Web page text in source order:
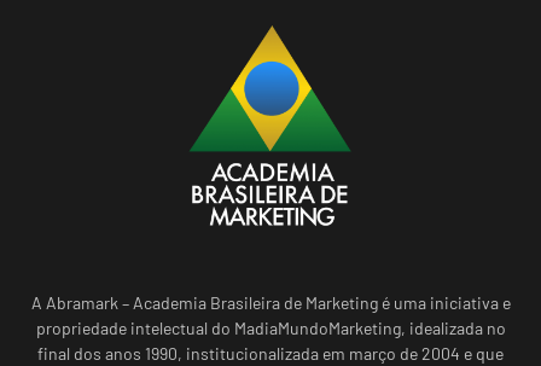
A Abramark – Academia Brasileira de Marketing é uma iniciativa e
propriedade intelectual do MadiaMundoMarketing, idealizada no
final dos anos 1990, institucionalizada em março de 2004 e que